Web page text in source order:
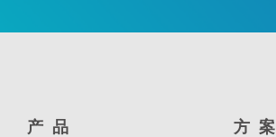
产品 方案